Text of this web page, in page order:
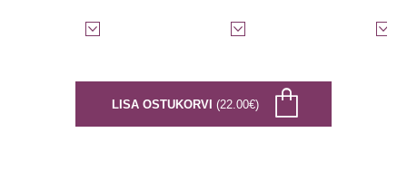
LISA OSTUKORVI (22.00€)